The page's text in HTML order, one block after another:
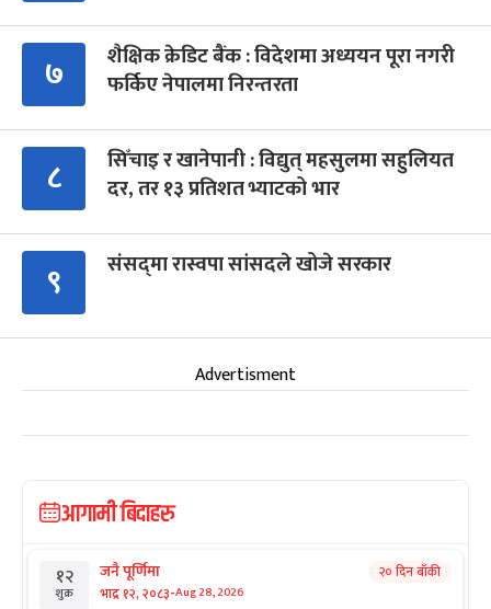
७
शैक्षिक क्रेडिट बैंक : विदेशमा अध्ययन पूरा नगरी
फर्किए नेपालमा निरन्तरता
८
सिँचाइ र खानेपानी : विद्युत् महसुलमा सहुलियत
दर, तर १३ प्रतिशत भ्याटको भार
९ संसद्‍मा रास्वपा सांसदले खोजे सरकार
Advertisment
आगामी बिदाहरु
१२
शुक्र
जनै पूर्णिमा
भाद्र १२, २०८३-Aug 28, 2026
२० दिन बाँकी